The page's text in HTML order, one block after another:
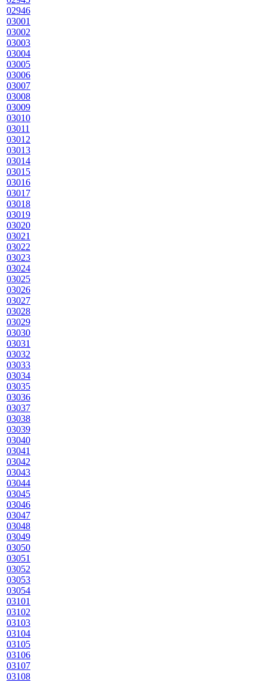
02946
03001
03002
03003
03004
03005
03006
03007
03008
03009
03010
03011
03012
03013
03014
03015
03016
03017
03018
03019
03020
03021
03022
03023
03024
03025
03026
03027
03028
03029
03030
03031
03032
03033
03034
03035
03036
03037
03038
03039
03040
03041
03042
03043
03044
03045
03046
03047
03048
03049
03050
03051
03052
03053
03054
03101
03102
03103
03104
03105
03106
03107
03108